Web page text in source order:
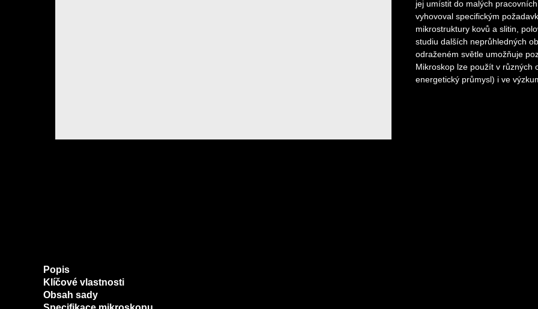
jej umístit do malých
vyhovoval specifickým
mikrostruktury kovů a slitin,
studiu dalších neprůhledných
odraženém světle umožňuje
Mikroskop lze použít v různých
energetický průmysl) i ve
Popis
Klíčové vlastnosti
Obsah sady